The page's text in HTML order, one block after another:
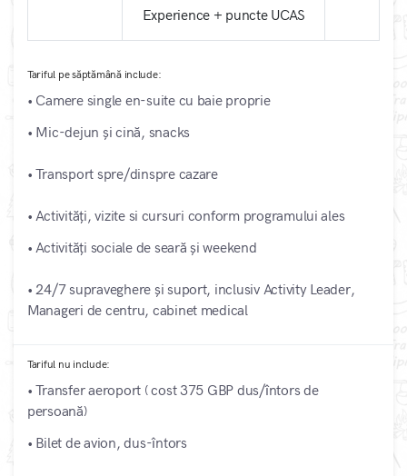
Experience + puncte UCAS
Tariful pe săptămână include:
• Camere single en-suite cu baie proprie
• Mic-dejun și cină, snacks
• Transport spre/dinspre cazare
• Activități, vizite si cursuri conform programului ales
• Activități sociale de seară și weekend
• 24/7 supraveghere și suport, inclusiv Activity Leader,
Manageri de centru, cabinet medical
Tariful nu include:
• Transfer aeroport ( cost 375 GBP dus/întors de
persoană)
• Bilet de avion, dus-întors